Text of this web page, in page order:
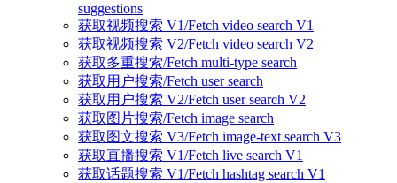
suggestions
获取视频搜索 V1/Fetch video search V1
获取视频搜索 V2/Fetch video search V2
获取多重搜索/Fetch multi-type search
获取用户搜索/Fetch user search
获取用户搜索 V2/Fetch user search V2
获取图片搜索/Fetch image search
获取图文搜索 V3/Fetch image-text search V3
获取直播搜索 V1/Fetch live search V1
获取话题搜索 V1/Fetch hashtag search V1